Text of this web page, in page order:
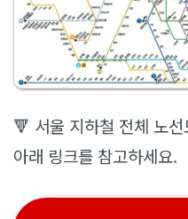
🔻 서울 지하철 전체 노선
아래 링크를 참고하세요.